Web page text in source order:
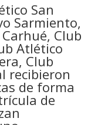
San
Sarmiento,
Club
Atlético
Club
recibieron
de forma
de